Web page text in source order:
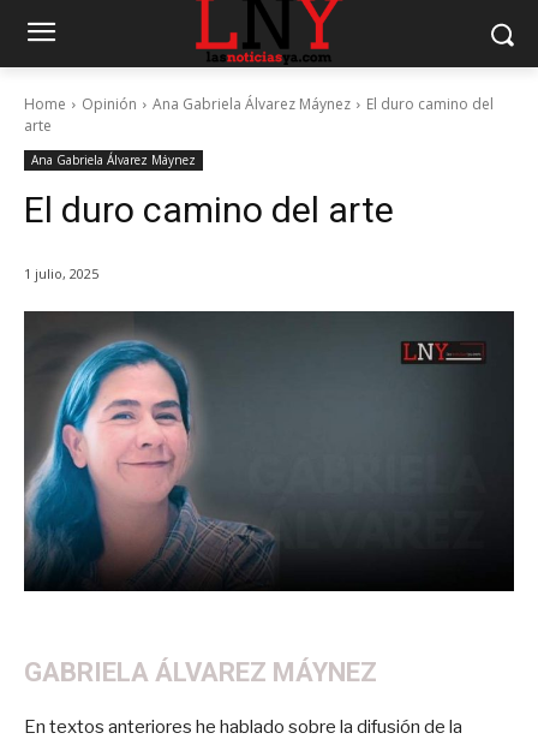
Home Opinión Ana Gabriela Álvarez Máynez
El duro camino del
arte
Ana Gabriela Álvarez Máynez
El duro camino del arte
1 julio, 2025
GABRIELA ÁLVAREZ MÁYNEZ
En textos anteriores he hablado sobre la difusión de la